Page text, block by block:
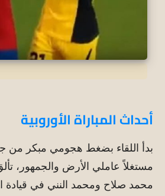
أحداث المباراة الأوروبية
بدأ اللقاء بضغط هجومي مبكر من
مستغلاً عاملي الأرض والجمهور،
محمد صلاح ومحمد النني في قيادة